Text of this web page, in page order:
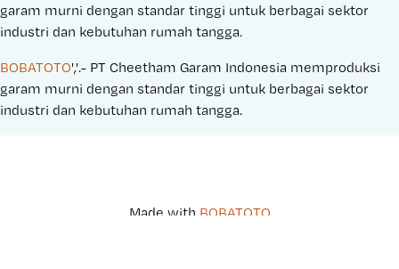
garam murni dengan standar tinggi untuk berbagai sektor
industri dan kebutuhan rumah tangga.
BOBATOTO','.- PT Cheetham Garam Indonesia memproduksi
garam murni dengan standar tinggi untuk berbagai sektor
industri dan kebutuhan rumah tangga.
Made with BOBATOTO